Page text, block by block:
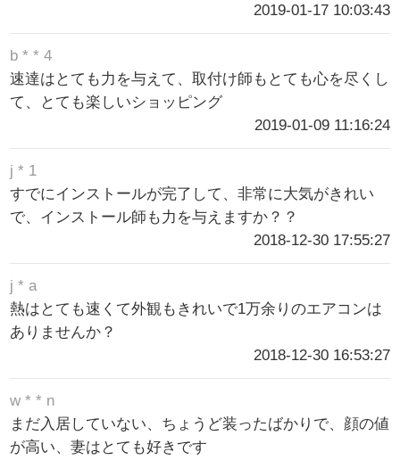
2019-01-17 10:03:43
b * * 4
速達はとても力を与えて、取付け師もとても心を尽くし
て、とても楽しいショッピング
2019-01-09 11:16:24
j * 1
すでにインストールが完了して、非常に大気がきれい
で、インストール師も力を与えますか？？
2018-12-30 17:55:27
j * a
熱はとても速くて外観もきれいで1万余りのエアコンは
ありませんか？
2018-12-30 16:53:27
w * * n
まだ入居していない、ちょうど装ったばかりで、顔の値
が高い、妻はとても好きです